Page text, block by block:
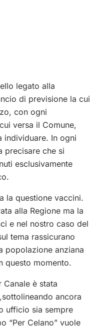
legato alla
di previsione la cui
con ogni
versa il Comune,
individuare. In ogni
precisare che si
esclusivamente
la questione vaccini.
alla Regione ma la
e nel nostro caso del
tema rassicurano
popolazione anziana
questo momento.
è stata
ancora
ufficio sia sempre
“Per Celano” vuole